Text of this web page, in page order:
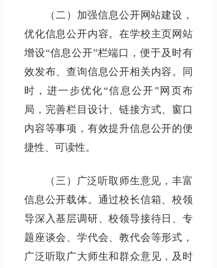
（二）加强信息公开网站建设，
优化信息公开内容。在学校主页网站
增设“信息公开”栏端口，便于及时有
效发布、查询信息公开相关内容。同
时，进一步优化“信息公开”网页布
局，完善栏目设计、链接方式、窗口
内容等事项，有效提升信息公开的便
捷性、可读性。
（三）广泛听取师生意见，丰富
信息公开载体。 通过校长信箱、校领
导深入基层调研、校领导接待日、专
题座谈会、学代会、教代会等形式，
广泛听取广大师生和群众意见，及时